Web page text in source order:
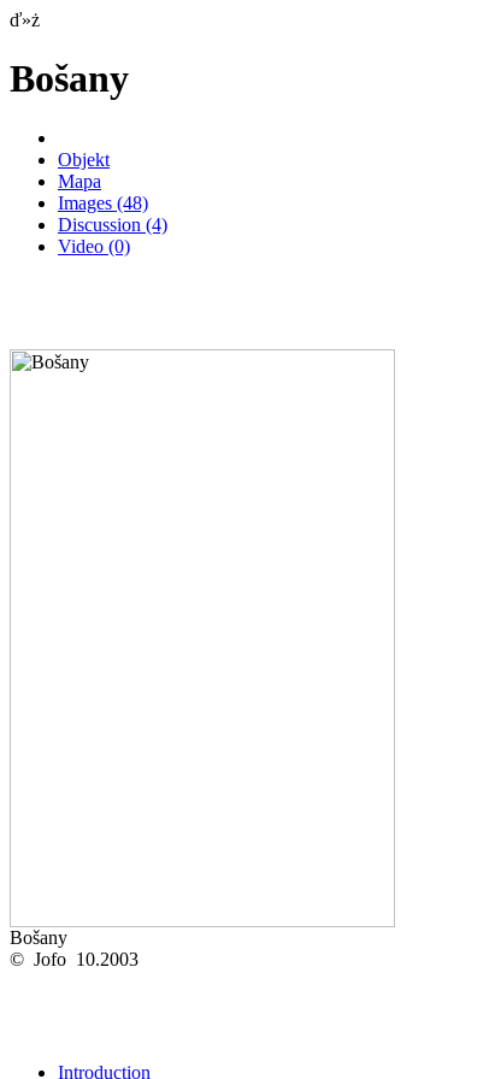
ď»ż
Bošany
Objekt
Mapa
Images (48)
Discussion (4)
Video (0)
Bošany
© Jofo 10.2003
Introduction